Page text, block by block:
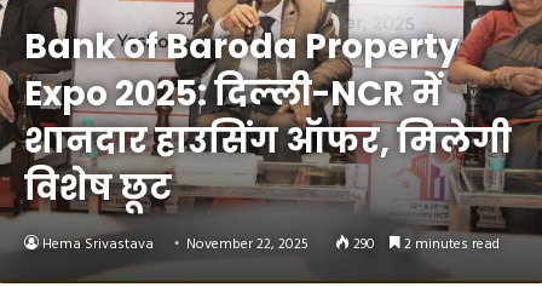
Bank of Baroda Property
Expo 2025: दिल्ली-NCR में
शानदार हाउसिंग ऑफर, मिलेगी
विशेष छूट
Hema Srivastava November 22, 2025 290 2 minutes read